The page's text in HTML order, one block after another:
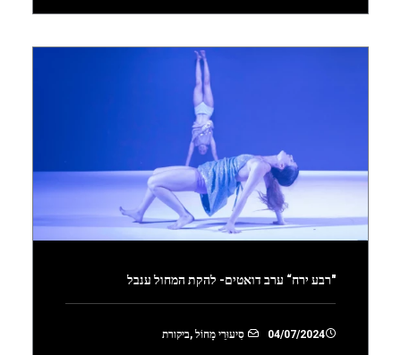
"רבע ירח“ ערב דואטים- להקת המחול ענבל
04/07/2024 סִיעוּרֵי מָחוֹל ,ביקורת